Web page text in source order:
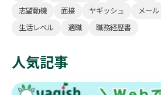
人気記事
志望動機
面接 ヤギッシュ メール
生活レベル
適職 職務経歴書